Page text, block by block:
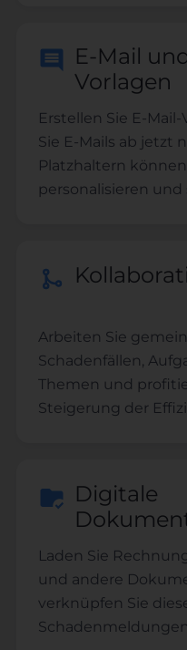
E-Mail
Vorlagen
Erstellen Sie E-
Sie E-Mails ab jetzt
Platzhaltern können
personalisieren und
Arbeiten Sie
Schadenfällen,
Themen und
Steigerung der
Digitale
Laden Sie
und andere
verknüpfen Sie